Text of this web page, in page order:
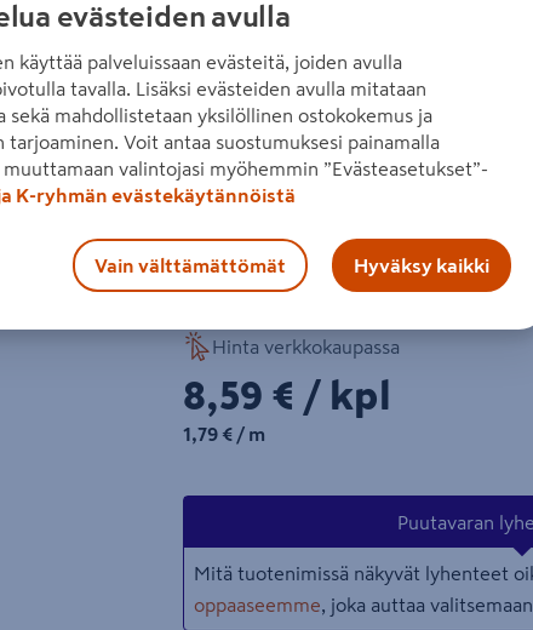
Seuraava
kierrätettävä
Lue koko tuotekuvaus
Katso vastuullisuustiedot
Katso liitetiedostot
Hinta verkkokaupassa
8,59€/kpl
8,59 € / kpl
1,79€/m
1,79 € / m
Puutavaran
Mitä tuotenimissä näkyvät lyhenteet
oppaaseemme , joka auttaa
evästeiden avulla
käyttää palveluissaan evästeitä, joiden avulla
tavalla. Lisäksi evästeiden avulla mitataan
sekä mahdollistetaan yksilöllinen ostokokemus ja
tarjoaminen. Voit antaa suostumuksesi painamalla
muuttamaan valintojasi myöhemmin ”Evästeasetukset”-
K-ryhmän evästekäytännöistä
Vain välttämättömät Hyväksy kaikki